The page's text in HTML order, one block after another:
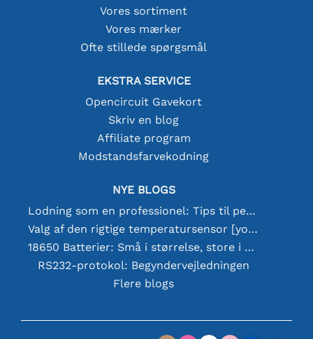
Vores sortiment
Vores mærker
Ofte stillede spørgsmål
EKSTRA SERVICE
Opencircuit Gavekort
Skriv en blog
Affiliate program
Modstandsfarvekodning
NYE BLOGS
Lodning som en professionel: Tips til perfekte elektroniske forbindelser
Valg af den rigtige temperatursensor [youtube]
18650 Batterier: Små i størrelse, store i ydeevne
RS232-protokol: Begyndervejledningen
Flere blogs